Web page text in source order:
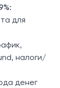
для
налоги/
денег